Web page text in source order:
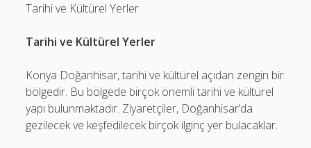
Tarihi ve Kültürel Yerler
Tarihi ve Kültürel Yerler
Konya Doğanhisar, tarihi ve kültürel açıdan zengin bir
bölgedir. Bu bölgede birçok önemli tarihi ve kültürel
yapı bulunmaktadır. Ziyaretçiler, Doğanhisar’da
gezilecek ve keşfedilecek birçok ilginç yer bulacaklar.